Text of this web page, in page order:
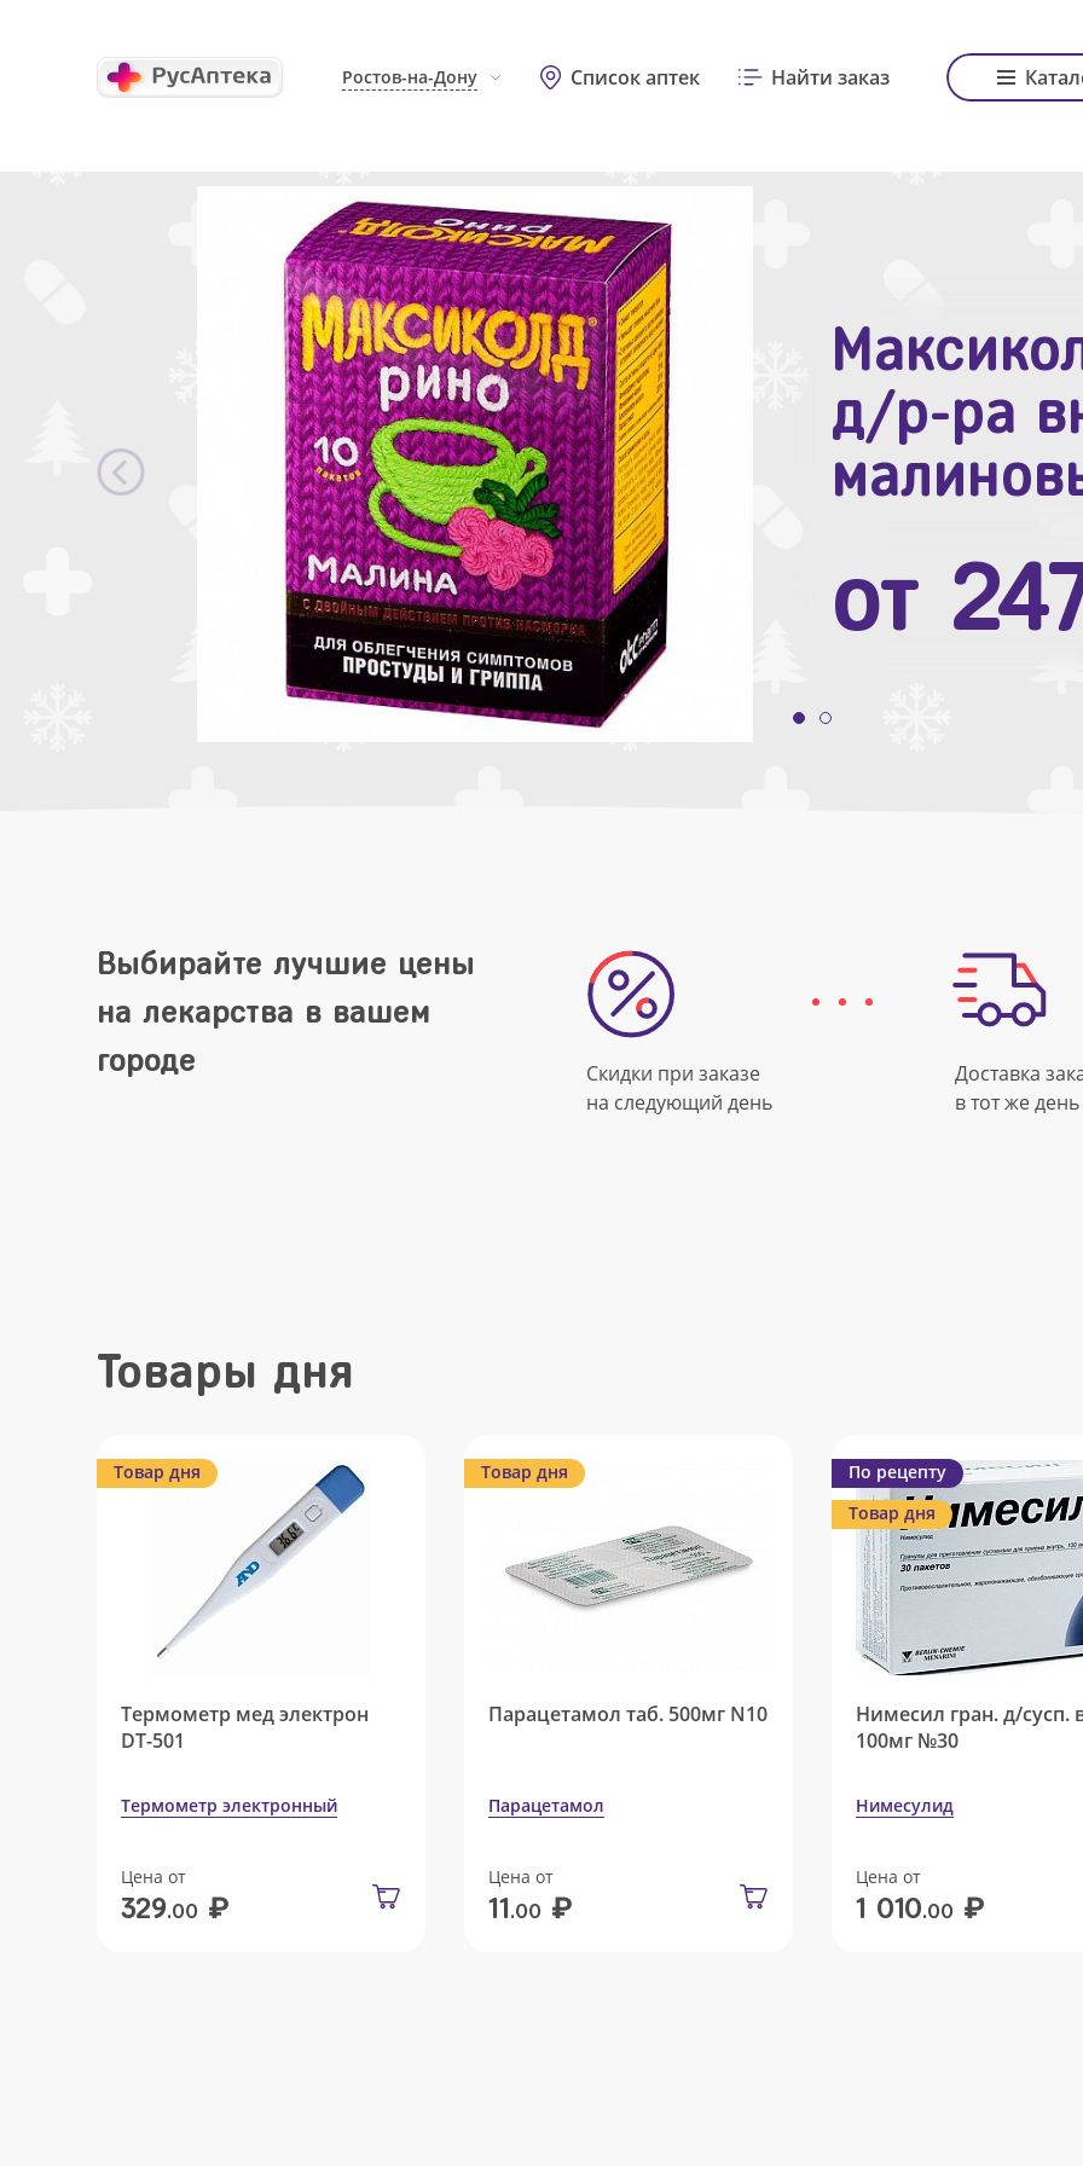
Ростов-на-Дону Список аптек Найти заказ
д/р-ра
от
Зодак
№10
от
Выбирайте лучшие цены
на лекарства в вашем
городе
Скидки при заказе
на следующий день
Доставка
в тот же день
Товары дня
Товар дня
Термометр мед электрон
DT-501
Термометр электронный
Цена от
329.00 ₽
Товар дня
Парацетамол таб. 500мг N10
Парацетамол
Цена от
11.00 ₽
По рецепту
Товар дня
Нимесил гран. д/сусп.
100мг №30
Нимесулид
Цена от
1 010.00 ₽